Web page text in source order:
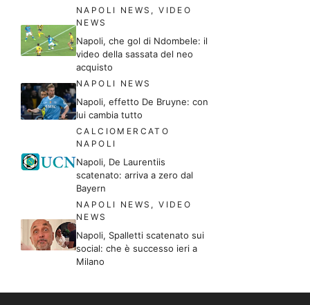
NAPOLI NEWS ,VIDEO
NEWS
Napoli, che gol di Ndombele: il
video della sassata del neo
acquisto
NAPOLI NEWS
Napoli, effetto De Bruyne: con
lui cambia tutto
CALCIOMERCATO
NAPOLI
Napoli, De Laurentiis
scatenato: arriva a zero dal
Bayern
NAPOLI NEWS ,VIDEO
NEWS
Napoli, Spalletti scatenato sui
social: che è successo ieri a
Milano